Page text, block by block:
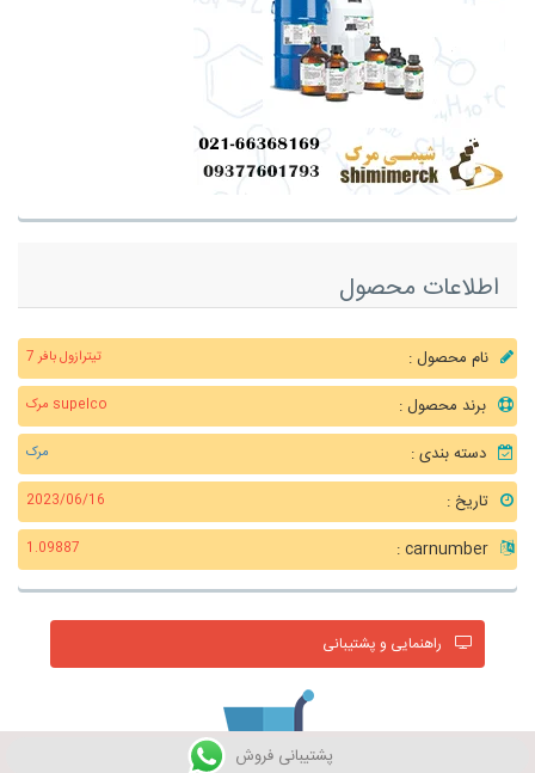
اطلاعات محصول
نام محصول : تیترازول بافر 7
برند محصول : supelco مرک
دسته بندی : مرک
تاریخ : 2023/06/16
1.09887
راهنمایی و پشتیبانی
پشتیبانی فروش